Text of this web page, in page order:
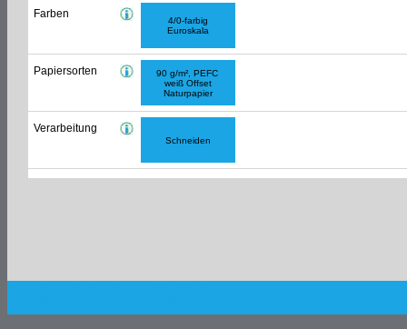
Farben
4/0-farbig
Euroskala
Papiersorten
90 g/m², PEFC
weiß Offset
Naturpapier
Verarbeitung
Schneiden